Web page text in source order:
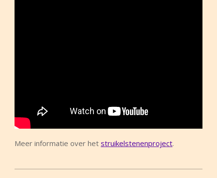
Meer informatie over het struikelstenenproject.